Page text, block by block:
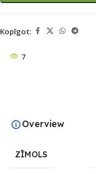
Kopīgot:
7
Overview
ZĪMOLS